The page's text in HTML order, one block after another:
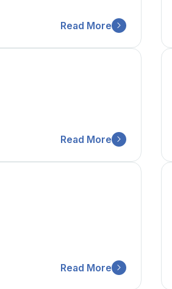
Read More
Read More
Read More